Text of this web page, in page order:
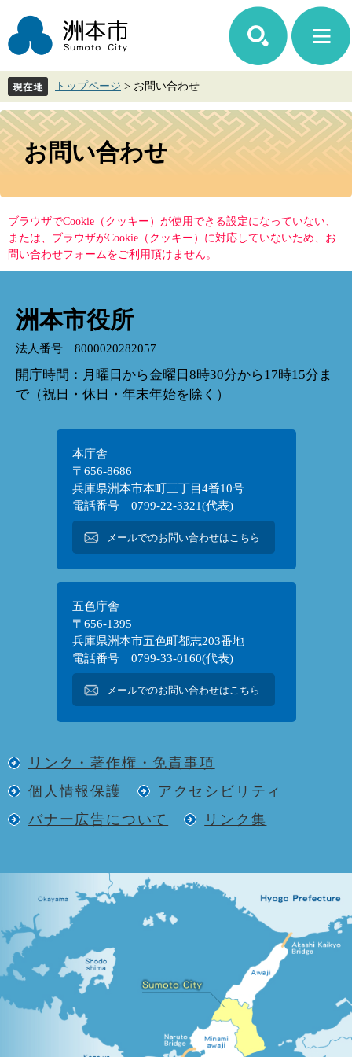
ジ
先
で
す。
ュ
を
ば
し
て
トップページ > お問い合わせ
本
文
お問い合わせ
ブラウザでCookie（クッキー）が使用できる設定になっていない、
または、ブラウザがCookie（クッキー）に対応していないため、お
問い合わせフォームをご利用頂けません。
洲本市役所
法人番号 8000020282057
開庁時間：月曜日から金曜日8時30分から17時15分ま
で（祝日・休日・年末年始を除く）
本庁舎
〒656-8686
兵庫県洲本市本町三丁目4番10号
電話番号 0799-22-3321(代表)
メールでのお問い合わせはこちら
五色庁舎
〒656-1395
兵庫県洲本市五色町都志203番地
電話番号 0799-33-0160(代表)
メールでのお問い合わせはこちら
リンク・著作権・免責事項
個人情報保護
アクセシビリティ
バナー広告について
リンク集